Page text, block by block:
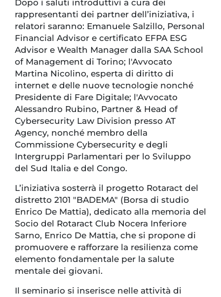
Dopo i saluti introduttivi a cura dei
rappresentanti dei partner dell’iniziativa, i
relatori saranno: Emanuele Salzillo, Personal
Financial Advisor e certificato EFPA ESG
Advisor e Wealth Manager dalla SAA School
of Management di Torino; l'Avvocato
Martina Nicolino, esperta di diritto di
internet e delle nuove tecnologie nonché
Presidente di Fare Digitale; l'Avvocato
Alessandro Rubino, Partner & Head of
Cybersecurity Law Division presso AT
Agency, nonché membro della
Commissione Cybersecurity e degli
Intergruppi Parlamentari per lo Sviluppo
del Sud Italia e del Congo.
L’iniziativa sosterrà il progetto Rotaract del
distretto 2101 "BADEMA" (Borsa di studio
Enrico De Mattia), dedicato alla memoria del
Socio del Rotaract Club Nocera Inferiore
Sarno, Enrico De Mattia, che si propone di
promuovere e rafforzare la resilienza come
elemento fondamentale per la salute
mentale dei giovani.
Il seminario si inserisce nelle attività di